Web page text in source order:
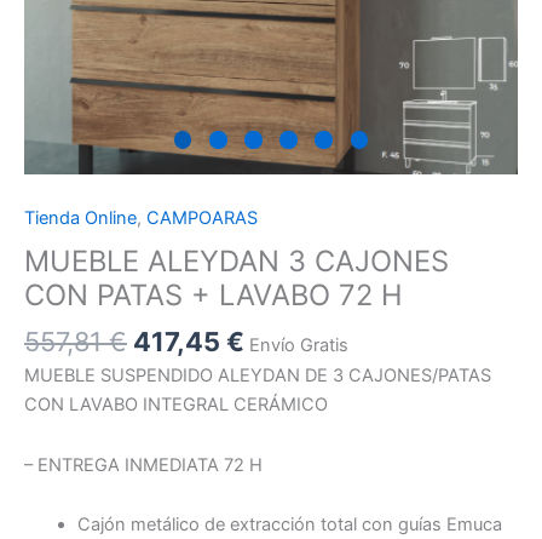
Tienda Online, CAMPOARAS
MUEBLE ALEYDAN 3 CAJONES
CON PATAS + LAVABO 72 H
557,81€ 417,45 € Envío Gratis
MUEBLE SUSPENDIDO ALEYDAN DE 3 CAJONES/PATAS
CON LAVABO INTEGRAL CERÁMICO
– ENTREGA INMEDIATA 72 H
Cajón metálico de extracción total con guías Emuca